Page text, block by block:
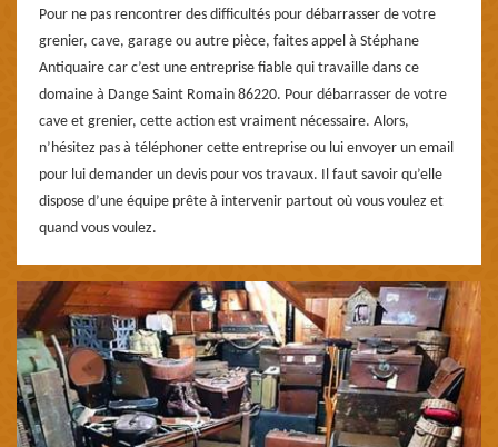
Pour ne pas rencontrer des difficultés pour débarrasser de votre
grenier, cave, garage ou autre pièce, faites appel à Stéphane
Antiquaire car c’est une entreprise fiable qui travaille dans ce
domaine à Dange Saint Romain 86220. Pour débarrasser de votre
cave et grenier, cette action est vraiment nécessaire. Alors,
n’hésitez pas à téléphoner cette entreprise ou lui envoyer un email
pour lui demander un devis pour vos travaux. Il faut savoir qu’elle
dispose d’une équipe prête à intervenir partout où vous voulez et
quand vous voulez.